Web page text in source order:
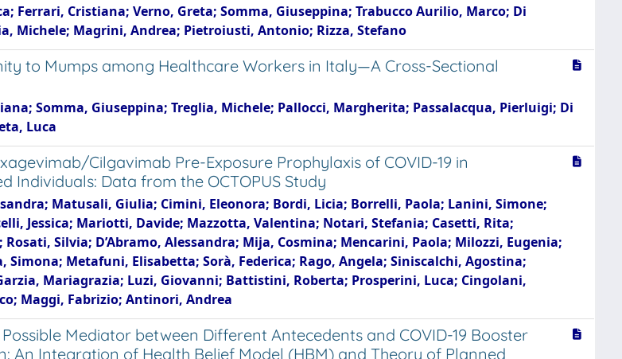
Ferrari, Cristiana; Verno, Greta; Somma, Giuseppina; Trabucco Aurilio, Marco; Di
Michele; Magrini, Andrea; Pietroiusti, Antonio; Rizza, Stefano
to Mumps among Healthcare Workers in Italy—A Cross-Sectional
Somma, Giuseppina; Treglia, Michele; Pallocci, Margherita; Passalacqua, Pierluigi; Di
Luca
Cilgavimab Pre-Exposure Prophylaxis of COVID-19 in
Individuals: Data from the OCTOPUS Study
Matusali, Giulia; Cimini, Eleonora; Bordi, Licia; Borrelli, Paola; Lanini, Simone;
Jessica; Mariotti, Davide; Mazzotta, Valentina; Notari, Stefania; Casetti, Rita;
Silvia; D’Abramo, Alessandra; Mija, Cosmina; Mencarini, Paola; Milozzi, Eugenia;
Simona; Metafuni, Elisabetta; Sorà, Federica; Rago, Angela; Siniscalchi, Agostina;
Mariagrazia; Luzi, Giovanni; Battistini, Roberta; Prosperini, Luca; Cingolani,
Maggi, Fabrizio; Antinori, Andrea
Mediator between Different Antecedents and COVID-19 Booster
An Integration of Health Belief Model (HBM) and Theory of Planned